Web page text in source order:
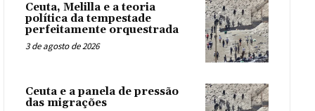
Ceuta, Melilla e a teoria
política da tempestade
perfeitamente orquestrada
3 de agosto de 2026
Ceuta e a panela de pressão
das migrações